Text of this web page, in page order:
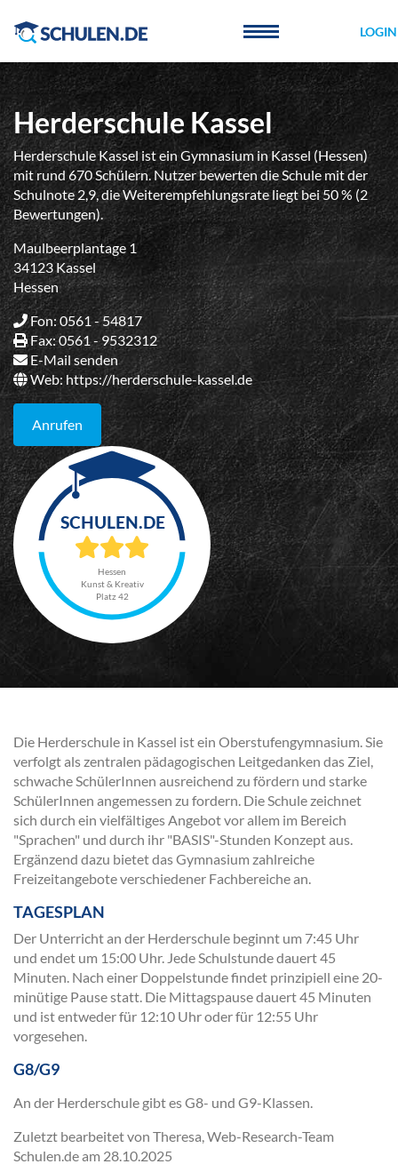
LOGIN
Herderschule Kassel
Herderschule Kassel ist ein Gymnasium in Kassel (Hessen)
mit rund 670 Schülern. Nutzer bewerten die Schule mit der
Schulnote 2,9, die Weiterempfehlungsrate liegt bei 50 % (2
Bewertungen).
Maulbeerplantage 1
34123 Kassel
Hessen
Fon: 0561 - 54817
Fax: 0561 - 9532312
E-Mail senden
Web: https://herderschule-kassel.de
Anrufen
Hessen
Kunst & Kreativ
Platz 42
Die Herderschule in Kassel ist ein Oberstufengymnasium. Sie
verfolgt als zentralen pädagogischen Leitgedanken das Ziel,
schwache SchülerInnen ausreichend zu fördern und starke
SchülerInnen angemessen zu fordern. Die Schule zeichnet
sich durch ein vielfältiges Angebot vor allem im Bereich
"Sprachen" und durch ihr "BASIS"-Stunden Konzept aus.
Ergänzend dazu bietet das Gymnasium zahlreiche
Freizeitangebote verschiedener Fachbereiche an.
TAGESPLAN
Der Unterricht an der Herderschule beginnt um 7:45 Uhr
und endet um 15:00 Uhr. Jede Schulstunde dauert 45
Minuten. Nach einer Doppelstunde findet prinzipiell eine 20-
minütige Pause statt. Die Mittagspause dauert 45 Minuten
und ist entweder für 12:10 Uhr oder für 12:55 Uhr
vorgesehen.
G8/G9
An der Herderschule gibt es G8- und G9-Klassen.
Zuletzt bearbeitet von Theresa, Web-Research-Team
Schulen.de am 28.10.2025